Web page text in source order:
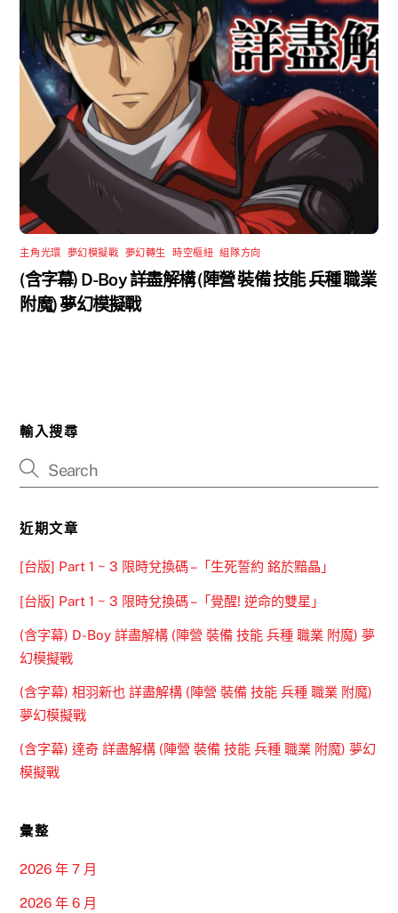
主角光環 夢幻模擬戰 夢幻轉生 時空樞紐 ,組隊方向
(含字幕) D-Boy 詳盡解構 (陣營 裝備 技能 兵種 職業
附魔) 夢幻模擬戰
輸入搜尋
近期文章
[台版] Part 1 ~ 3 限時兌換碼 –「生死誓約 銘於黯晶」
[台版] Part 1 ~ 3 限時兌換碼 –「覺醒! 逆命的雙星」
(含字幕) D-Boy 詳盡解構 (陣營 裝備 技能 兵種 職業 附魔) 夢
幻模擬戰
(含字幕) 相羽新也 詳盡解構 (陣營 裝備 技能 兵種 職業 附魔)
夢幻模擬戰
(含字幕) 達奇 詳盡解構 (陣營 裝備 技能 兵種 職業 附魔) 夢幻
模擬戰
彙整
2026 年 7 月
2026 年 6 月